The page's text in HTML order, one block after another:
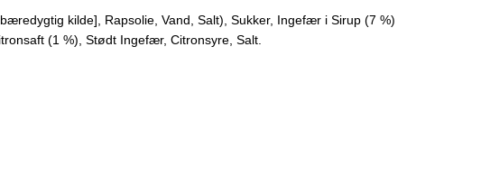
kilde], Rapsolie, Vand, Salt), Sukker, Ingefær i Sirup (7 %)
(1 %), Stødt Ingefær, Citronsyre, Salt.